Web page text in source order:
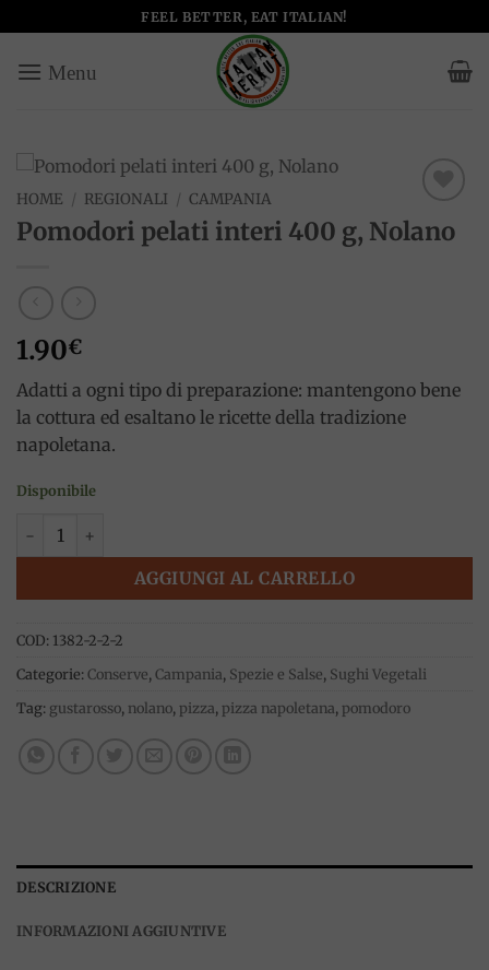
ai
contenuti
FEEL BETTER, EAT ITALIAN!
Add to
wishlist
HOME / REGIONALI / CAMPANIA
Pomodori pelati interi 400 g, Nolano
1.90€
Adatti a ogni tipo di preparazione: mantengono bene
la cottura ed esaltano le ricette della tradizione
napoletana.
Disponibile
Pomodori pelati interi 400 g, Nolano quantità
AGGIUNGI AL CARRELLO
COD: 1382-2-2-2
Categorie: Conserve, Campania, Spezie e Salse, Sughi Vegetali
Tag: gustarosso, nolano, pizza, pizza napoletana, pomodoro
DESCRIZIONE
INFORMAZIONI AGGIUNTIVE